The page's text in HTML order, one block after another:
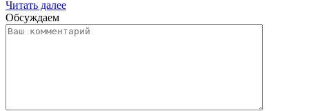
Читать далее
Обсуждаем